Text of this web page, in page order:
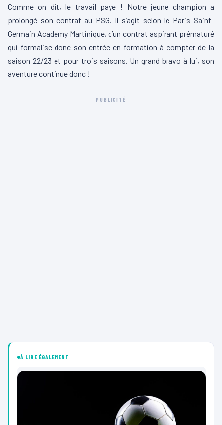
Comme on dit, le travail paye ! Notre jeune champion a
prolongé son contrat au PSG. Il s’agit selon le Paris Saint-
Germain Academy Martinique, d’un contrat aspirant prématuré
qui formalise donc son entrée en formation à compter de la
saison 22/23 et pour trois saisons. Un grand bravo à lui, son
aventure continue donc !
PUBLICITÉ
À LIRE ÉGALEMENT